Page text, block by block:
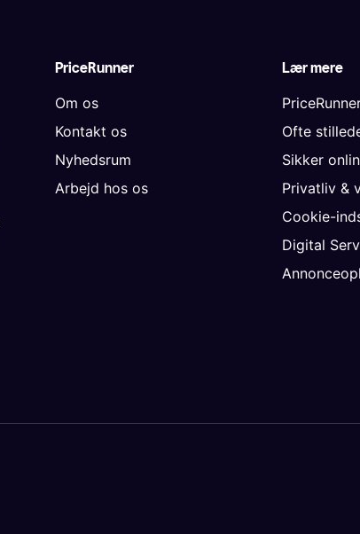
PriceRunner
Om os
Kontakt os
Nyhedsrum
Arbejd hos os
Lær mere
Ofte
Sikker
Privatliv &
Cookie-
Digital